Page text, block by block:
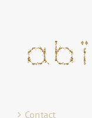
Contact